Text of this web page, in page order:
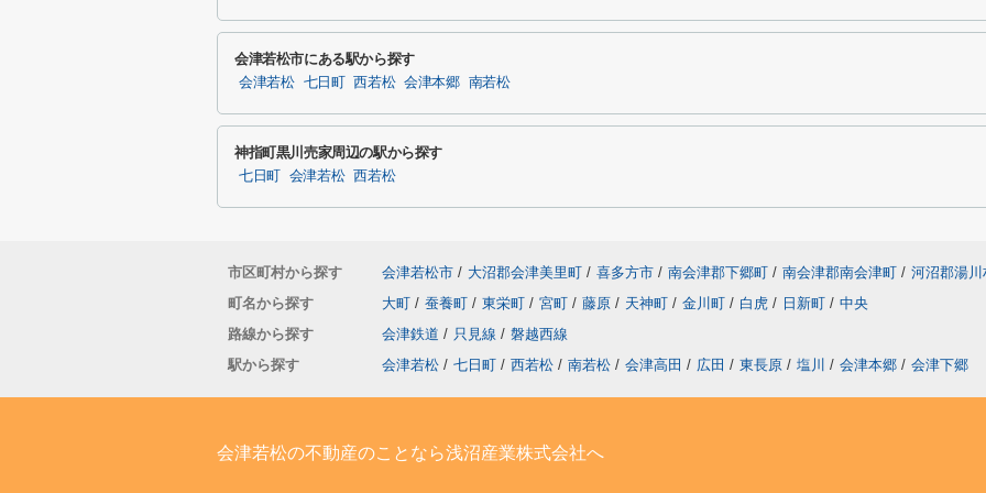
会津若松市にある駅から探す
会津若松 七日町 西若松 会津本郷 南若松
神指町黒川売家周辺の駅から探す
七日町 会津若松 西若松
市区町村から探す 会津若松市 / 大沼郡会津美里町 / 喜多方市 / 南会津郡下郷町 / 南会津郡南会津町 / 河沼郡湯川
町名から探す
大町 / 蚕養町 / 東栄町 / 宮町 / 藤原 / 天神町 / 金川町 / 白虎 / 日新町 / 中央
路線から探す
会津鉄道 / 只見線 / 磐越西線
駅から探す
会津若松 / 七日町 / 西若松 / 南若松 / 会津高田 / 広田 / 東長原 / 塩川 / 会津本郷 / 会津下郷
会津若松の不動産のことなら浅沼産業株式会社へ